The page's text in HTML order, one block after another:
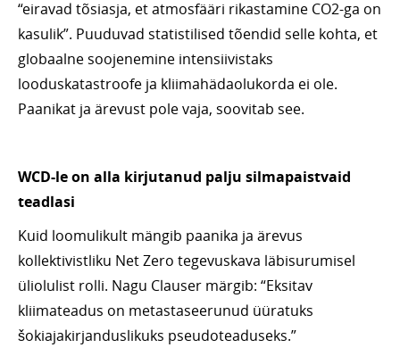
“eiravad tõsiasja, et atmosfääri rikastamine CO2-ga on
kasulik”. Puuduvad statistilised tõendid selle kohta, et
globaalne soojenemine intensiivistaks
looduskatastroofe ja kliimahädaolukorda ei ole.
Paanikat ja ärevust pole vaja, soovitab see.
WCD-le on alla kirjutanud palju silmapaistvaid
teadlasi
Kuid loomulikult mängib paanika ja ärevus
kollektivistliku Net Zero tegevuskava läbisurumisel
üliolulist rolli. Nagu Clauser märgib: “Eksitav
kliimateadus on metastaseerunud üüratuks
šokiajakirjanduslikuks pseudoteaduseks.”